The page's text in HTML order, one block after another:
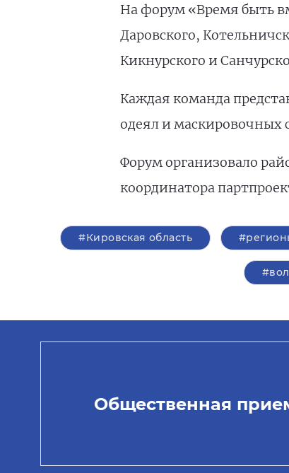
На форум «Время быть
Даровского,
Кикнурского и
Каждая команда
одеял и маскировочных
Форум организовало
координатора
#Кировская область
Общественная